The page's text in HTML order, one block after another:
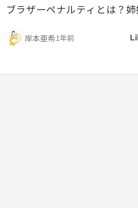
ブラザーペナルティとは？
岸本亜希1年前